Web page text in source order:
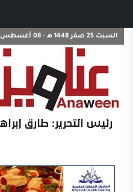
السبت 25 صفر 1448 هـ - 08 أغسطس 2026 م